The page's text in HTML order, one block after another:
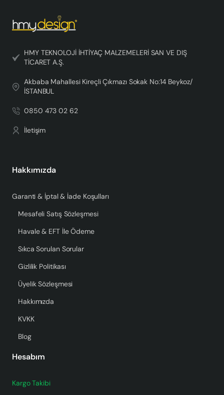
HMY TEKNOLOJİ İHTİYAÇ MALZEMELERİ SAN VE DIŞ
TİCARET A.Ş.
Akbaba Mahallesi Kireçli Çıkmazı Sokak No:14 Beykoz/
İSTANBUL
0850 473 02 62
İletişim
Hakkımızda
Garanti & İptal & İade Koşulları
Mesafeli Satış Sözleşmesi
Havale & EFT İle Ödeme
Sıkca Sorulan Sorular
Gizlilik Politikası
Üyelik Sözleşmesi
Hakkımızda
KVKK
Blog
Hesabım
Kargo Takibi